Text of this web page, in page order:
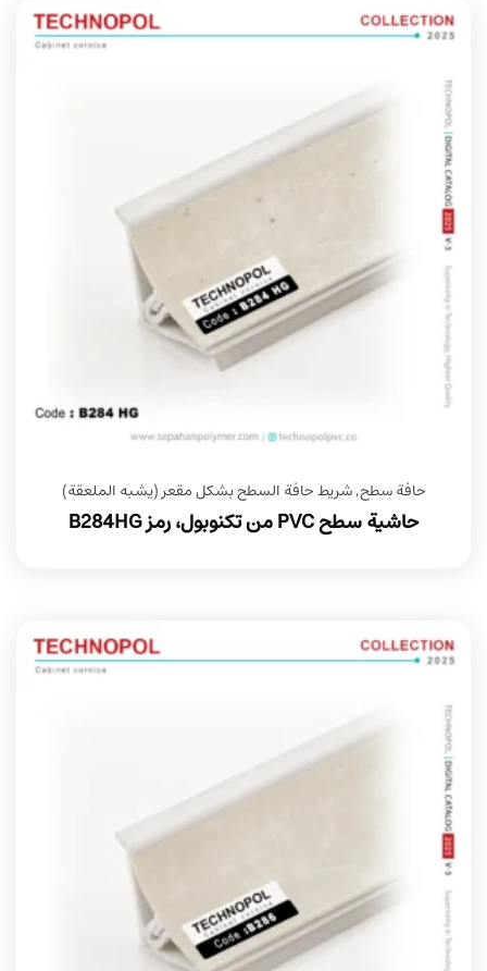
حافة سطح,شريط حافة السطح بشكل مقعر (يشبه الملعقة)
حاشية سطح PVC من تكنوبول، رمز B284HG